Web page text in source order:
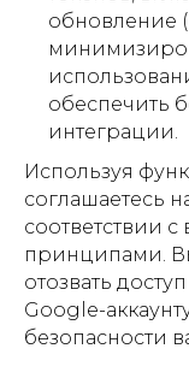
обновление
обеспечить
интеграции.
Используя
соглашаетесь
соответствии
принципами.
отозвать
Google-
безопасности